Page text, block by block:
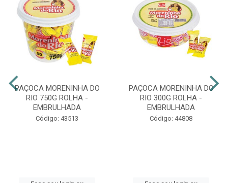
PAÇOCA MORENINHA DO
RIO 750G ROLHA -
EMBRULHADA
Código: 43513
PAÇOCA MORENINHA DO
RIO 300G ROLHA -
EMBRULHADA
Código: 44808